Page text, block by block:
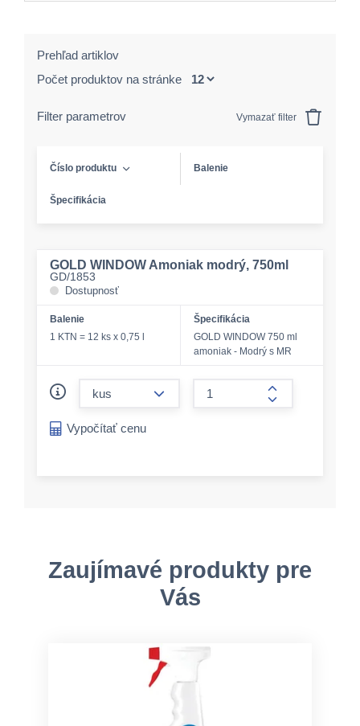
Prehľad artiklov
Počet produktov na stránke
Filter parametrov Vymazať filter
Číslo produktu Balenie
Špecifikácia
GOLD WINDOW Amoniak modrý, 750ml
GD/1853
Dostupnosť
Balenie
1 KTN = 12 ks x 0,75 l
Špecifikácia
GOLD WINDOW 750 ml
amoniak - Modrý s MR
form.increase-
Vypočítať cenu
Zaujímavé produkty pre
Vás